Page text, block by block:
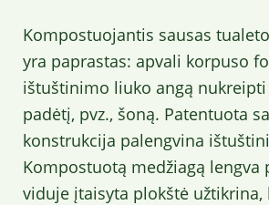
Kompostuojantis sausas
yra paprastas: apvali korpuso
ištuštinimo liuko angą
padėtį, pvz., šoną. Patentuota
konstrukcija palengvina
Kompostuotą medžiagą lengva
viduje įtaisyta plokštė užtikrina,